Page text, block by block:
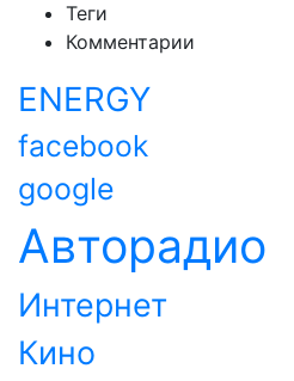
Теги
Комментарии
ENERGY
facebook
google
Авторадио
Интернет
Кино